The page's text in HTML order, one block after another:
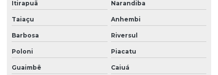
Itirapuã Narandiba
Taiaçu Anhembi
Barbosa Riversul
Poloni Piacatu
Guaimbê Caiuá